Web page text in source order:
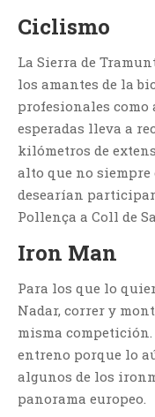
Ciclismo
La Sierra de
los amantes de la
profesionales como
esperadas lleva a
kilómetros de
alto que no siempre
desearían participar
Pollença a Coll de
Iron Man
Para los que lo
Nadar, correr y
misma
entreno porque lo
algunos de los
panorama europeo.